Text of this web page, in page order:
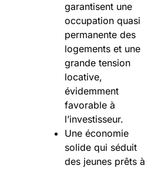
garantisent une
occupation quasi
permanente des
logements et une
grande tension
locative,
évidemment
favorable à
l’investisseur.
Une économie
solide qui séduit
des jeunes prêts à